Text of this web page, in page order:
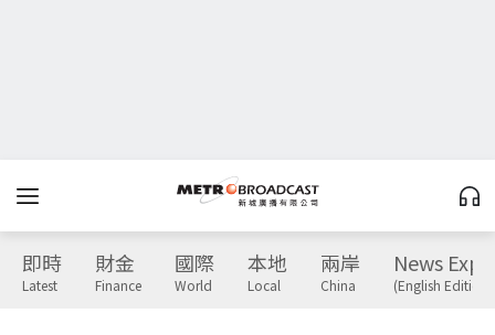
即時
Latest
財金
Finance
國際
World
本地
Local
兩岸
China
News
(English Edition)